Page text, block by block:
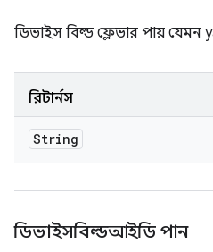
ডিভাইস বিল্ড ফ্লেভার পায় যেমন
রিটার্নস
String
ডিভাইসবিল্ডআইডি পান